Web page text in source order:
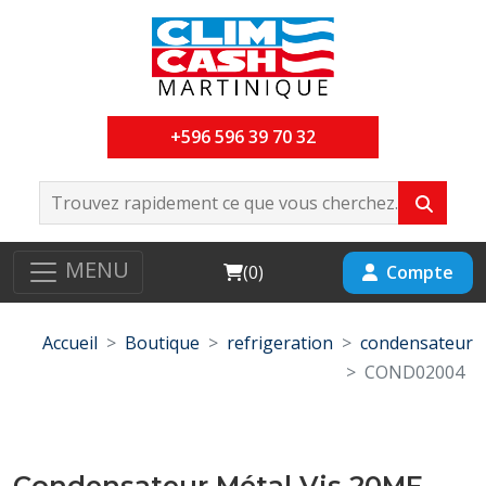
+596 596 39 70 32
MENU Cart
(0) Compte
Accueil Boutique refrigeration
condensateur
COND02004